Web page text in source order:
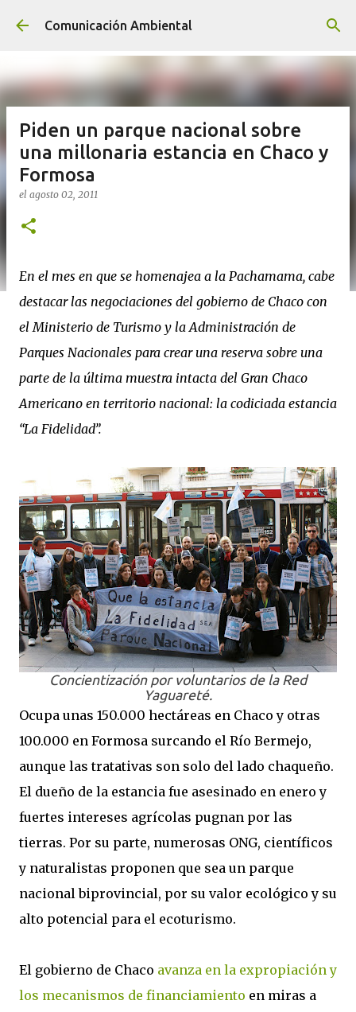
Ir al contenido principal
Comunicación Ambiental
Piden un parque nacional sobre
una millonaria estancia en Chaco y
Formosa
el agosto 02, 2011
En el mes en que se homenajea a la Pachamama, cabe
destacar las negociaciones del gobierno de Chaco con
el Ministerio de Turismo y la Administración de
Parques Nacionales para crear una reserva sobre una
parte de la última muestra intacta del Gran Chaco
Americano en territorio nacional: la codiciada estancia
“La Fidelidad”.
Concientización por voluntarios de la Red
Yaguareté.
Ocupa unas 150.000 hectáreas en Chaco y otras
100.000 en Formosa surcando el Río Bermejo,
aunque las tratativas son solo del lado chaqueño.
El dueño de la estancia fue asesinado en enero y
fuertes intereses agrícolas pugnan por las
tierras. Por su parte, numerosas ONG, científicos
y naturalistas proponen que sea un parque
nacional biprovincial, por su valor ecológico y su
alto potencial para el ecoturismo.
El gobierno de Chaco avanza en la expropiación y
los mecanismos de financiamiento en miras a